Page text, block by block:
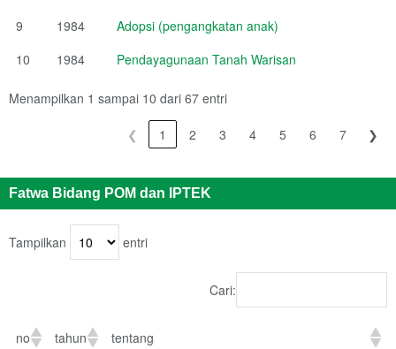
9
1984
Adopsi (pengangkatan anak)
10
1984 Pendayagunaan Tanah Warisan
Menampilkan 1 sampai 10 dari 67 entri
❮ 1 2 3 4 5 6 7 ❯
Fatwa Bidang POM dan IPTEK
Tampilkan entri
Cari:
no tahun
tentang